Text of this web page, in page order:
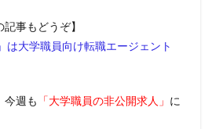
事もどうぞ】
は大学職員向け転職エージェント
今週も 「大学職員の非公開求人」 に